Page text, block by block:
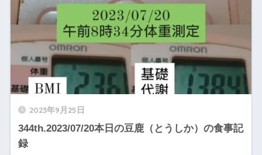
2023年9月25日
344th.2023/07/20本日の豆鹿（とうしか）の食事記
録